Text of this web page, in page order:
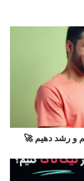
و رشد دهیم 🚀